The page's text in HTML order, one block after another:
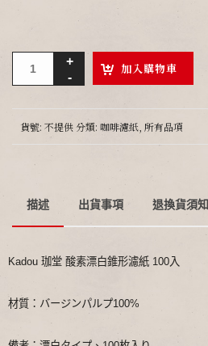
加入購物車
貨號: 不提供分類: 咖啡濾紙 所有品項
描述 出貨事項 退換貨須知
Kadou 珈堂 酸素漂白錐形濾紙 100入
材質：バージンパルプ100%